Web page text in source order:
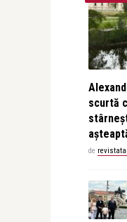
scurtă
de